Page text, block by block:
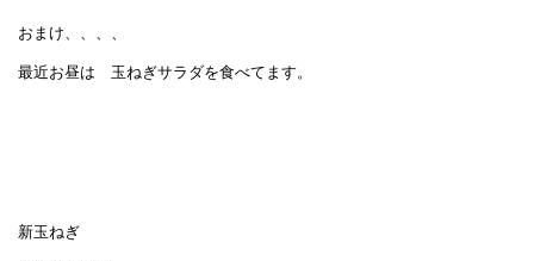
おまけ、、、、
最近お昼は 玉ねぎサラダを食べてます。
新玉ねぎ